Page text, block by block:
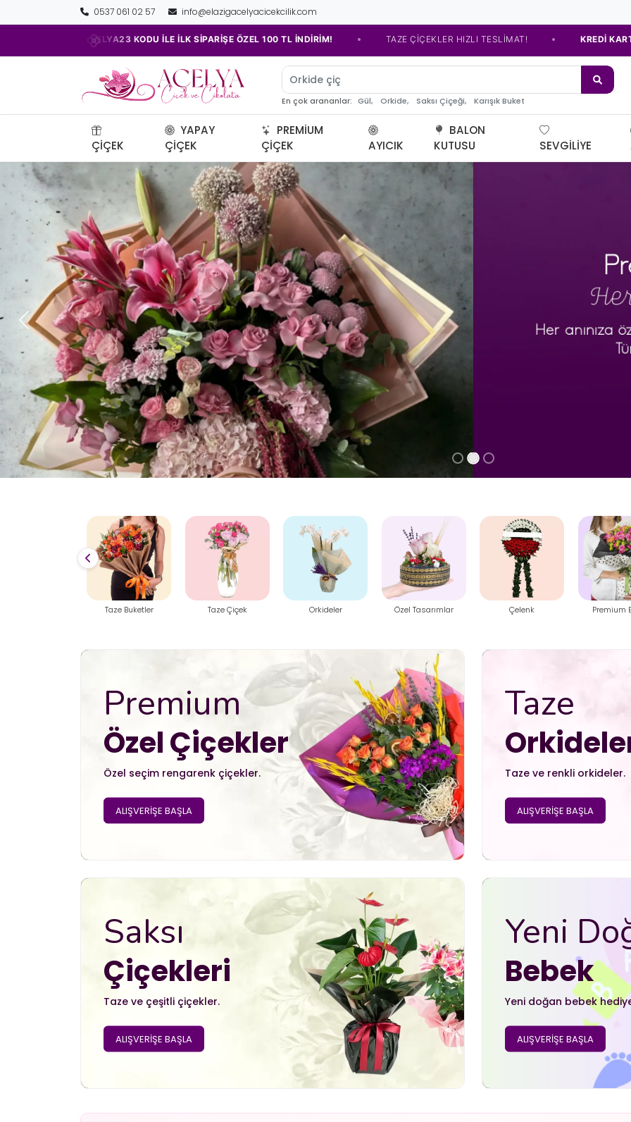
0537 061 02 57 info@elazigacelyacicekcilik.com
İLE İLK SİPARİŞE ÖZEL 100 TL İNDİRİM! • TAZE ÇİÇEKLER HIZLI TESLİMAT! • KREDİ KARTINA TAKSİT SEÇENEĞİ İLE
Orkide
En çok arananlar: Gül, Orkide, Saksı Çiçeği, Karışık Buket
ÇIÇEK
YAPAY
ÇIÇEK
PREMIUM
ÇIÇEK
AYICIK
BALON
KUTUSU
SEVGILIYE
Taze Çiçek Orkideler Özel Tasarımlar Çelenk Premium Buket Ayıcık
Önceki
Premium
Özel Çiçekler
Özel seçim rengarenk çiçekler.
ALIŞVERİŞE BAŞLA
Taze
Taze ve renkli orkideler.
ALIŞVERİŞE BAŞLA
Saksı
Çiçekleri
Taze ve çeşitli çiçekler.
ALIŞVERİŞE BAŞLA
Yeni
Bebek
Yeni doğan bebek
ALIŞVERİŞE BAŞLA